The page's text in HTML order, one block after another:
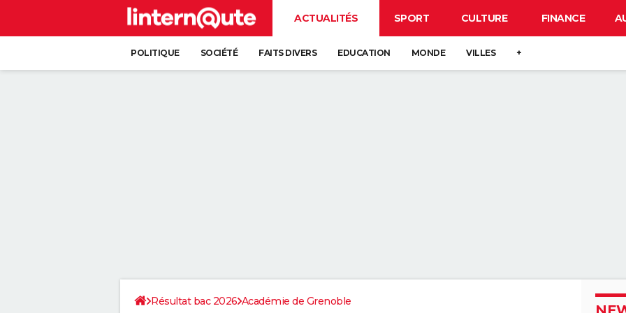
ACTUALITÉS SPORT CULTURE FINANCE
POLITIQUE SOCIÉTÉ FAITS DIVERS EDUCATION MONDE VILLES +
Résultat bac 2026 Académie de Grenoble